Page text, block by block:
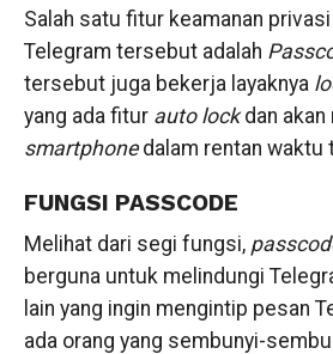
Salah satu fitur keamanan
Telegram tersebut adalah
tersebut juga bekerja layaknya
yang ada fitur auto lockdan akan
smartphonedalam rentan waktu
FUNGSI PASSCODE
Melihat dari segi fungsi,
berguna untuk melindungi
lain yang ingin mengintip pesan
ada orang yang sembunyi-